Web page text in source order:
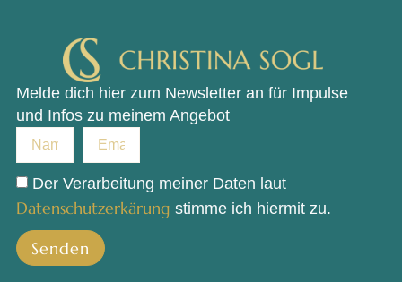
Melde dich hier zum Newsletter an für Impulse
und Infos zu meinem Angebot
Der Verarbeitung meiner Daten laut
Datenschutzerkärung stimme ich hiermit zu.
Senden